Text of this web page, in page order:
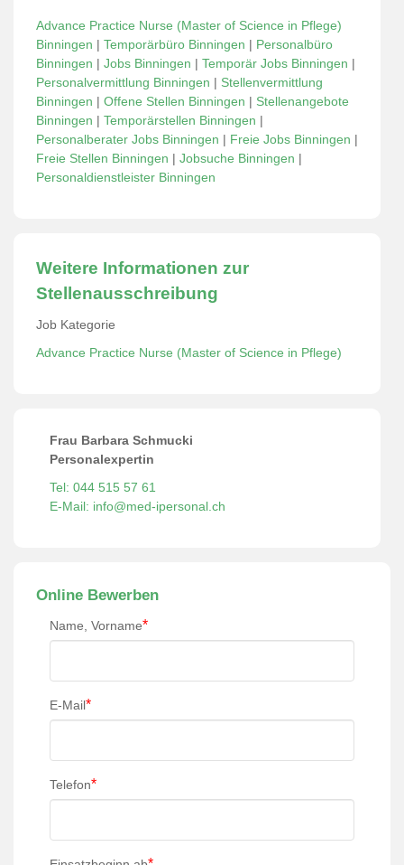
Advance Practice Nurse (Master of Science in Pflege)
Binningen | Temporärbüro Binningen | Personalbüro
Binningen | Jobs Binningen | Temporär Jobs Binningen |
Personalvermittlung Binningen | Stellenvermittlung
Binningen | Offene Stellen Binningen | Stellenangebote
Binningen | Temporärstellen Binningen |
Personalberater Jobs Binningen | Freie Jobs Binningen |
Freie Stellen Binningen | Jobsuche Binningen |
Personaldienstleister Binningen
Weitere Informationen zur
Stellenausschreibung
Job Kategorie
Advance Practice Nurse (Master of Science in Pflege)
Frau Barbara Schmucki
Personalexpertin
Tel: 044 515 57 61
E-Mail: info@med-ipersonal.ch
Online Bewerben
Name, Vorname*
E-Mail*
Telefon*